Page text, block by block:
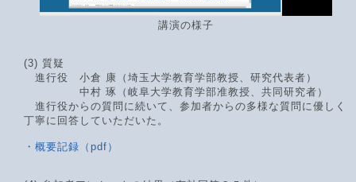
講演の様子
(3) 質疑
進行役 小倉 康（埼玉大学教育学部教授、研究代表者）
中村 琢（岐阜大学教育学部准教授、共同研究者）
進行役からの質問に続いて、参加者からの多様な質問に優しく
丁寧に回答していただいた。
・概要記録（pdf）